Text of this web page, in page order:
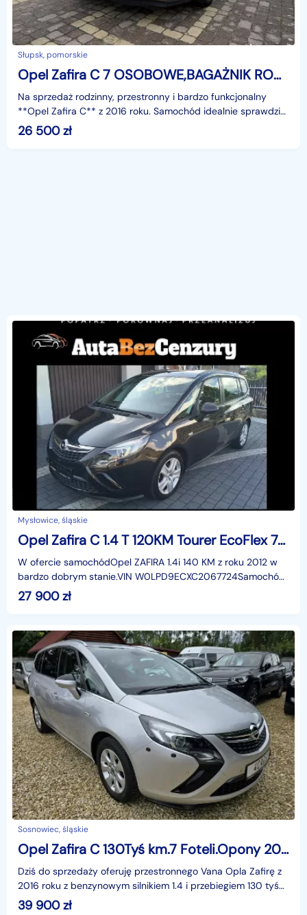
Słupsk, pomorskie
Opel Zafira C 7 OSOBOWE,BAGAŻNIK ROWEROWY
Na sprzedaż rodzinny, przestronny i bardzo funkcjonalny
**Opel Zafira C** z 2016 roku. Samochód idealnie sprawdzi
się jako auto dla dużej rodziny lub osób cenią
26 500zł
Mysłowice, śląskie
Opel Zafira C 1.4 T 120KM Tourer EcoFlex 7-osobowa Full serwis
W ofercie samochódOpel ZAFIRA 1.4i 140 KM z roku 2012 w
bardzo dobrym stanie.VIN W0LPD9ECXC2067724Samochód
zakupiony w salonie VW gdzie został w rozliczeniu za
27 900zł
Sosnowiec, śląskie
Opel Zafira C 130Tyś km.7 Foteli.Opony 2024 wielosezonowe.Przetronny,rodzinny Van
Dziś do sprzedaży oferuję przestronnego Vana Opla Zafirę z
2016 roku z benzynowym silnikiem 1.4 i przebiegiem 130 tyś
km. Auto sprowadzone z Niemiec w bardzo do
39 900zł